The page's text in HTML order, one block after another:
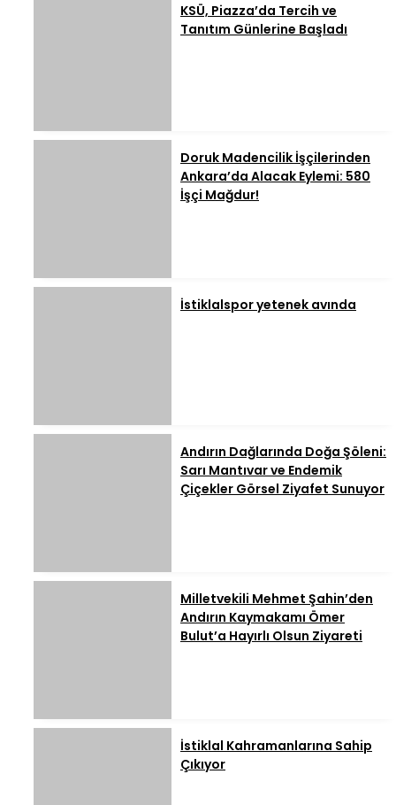
KSÜ, Piazza’da Tercih ve
Tanıtım Günlerine Başladı
Doruk Madencilik İşçilerinden
Ankara’da Alacak Eylemi: 580
İşçi Mağdur!
İstiklalspor yetenek avında
Andırın Dağlarında Doğa Şöleni:
Sarı Mantıvar ve Endemik
Çiçekler Görsel Ziyafet Sunuyor
Milletvekili Mehmet Şahin’den
Andırın Kaymakamı Ömer
Bulut’a Hayırlı Olsun Ziyareti
İstiklal Kahramanlarına Sahip
Çıkıyor